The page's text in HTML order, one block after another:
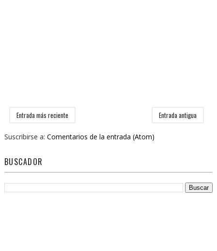
Entrada más reciente Entrada antigua
Suscribirse a: Comentarios de la entrada (Atom)
BUSCADOR